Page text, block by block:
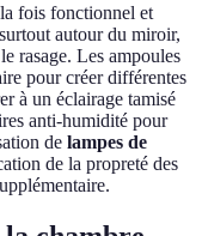
fois fonctionnel et
autour du miroir,
rasage. Les ampoules
pour créer différentes
à un éclairage tamisé
anti-humidité pour
de lampes de
de la propreté des